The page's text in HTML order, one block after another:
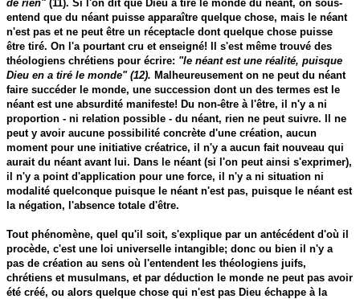
de rien"(11). Si l'on dit que Dieu a tiré le monde du néant, on sous-
entend que du néant puisse apparaître quelque chose, mais le néant
n'est pas et ne peut être un réceptacle dont quelque chose puisse
être tiré. On l'a pourtant cru et enseigné! Il s'est même trouvé des
théologiens chrétiens pour écrire: "le néant est une réalité, puisque
Dieu en a tiré le monde" (12). Malheureusement on ne peut du néant
faire succéder le monde, une succession dont un des termes est le
néant est une absurdité manifeste! Du non-être à l'être, il n'y a ni
proportion - ni relation possible - du néant, rien ne peut suivre. Il ne
peut y avoir aucune possibilité concrète d'une création, aucun
moment pour une initiative créatrice, il n'y a aucun fait nouveau qui
aurait du néant avant lui. Dans le néant (si l'on peut ainsi s'exprimer),
il n'y a point d'application pour une force, il n'y a ni situation ni
modalité quelconque puisque le néant n'est pas, puisque le néant est
la négation, l'absence totale d'être.
Tout phénomène, quel qu'il soit, s'explique par un antécédent d'où il
procède, c'est une loi universelle intangible; donc ou bien il n'y a
pas de création au sens où l'entendent les théologiens juifs,
chrétiens et musulmans, et par déduction le monde ne peut pas avoir
été créé, ou alors quelque chose qui n'est pas Dieu échappe à la